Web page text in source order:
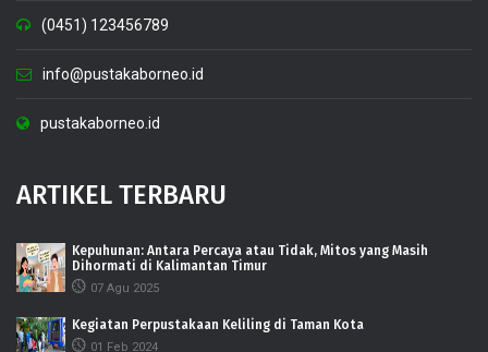
(0451) 123456789
info@pustakaborneo.id
pustakaborneo.id
ARTIKEL TERBARU
Kepuhunan: Antara Percaya atau Tidak, Mitos yang Masih
Dihormati di Kalimantan Timur
07 Agu 2025
Kegiatan Perpustakaan Keliling di Taman Kota
01 Feb 2024